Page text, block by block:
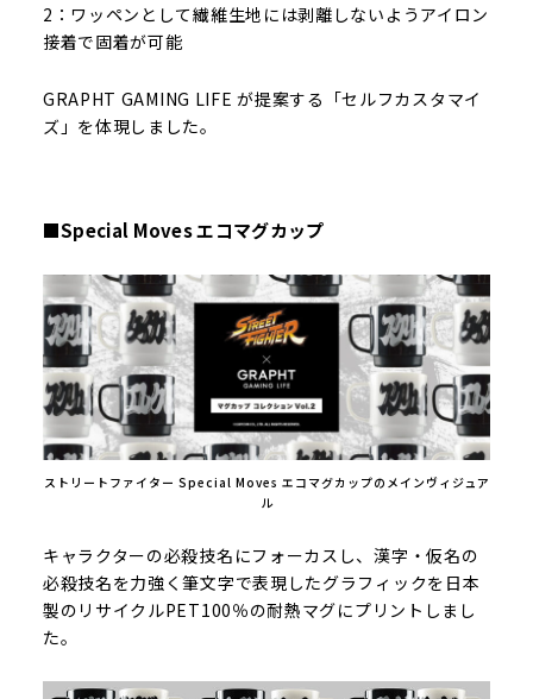
2：ワッペンとして繊維生地には剥離しないようアイロン
接着で固着が可能
GRAPHT GAMING LIFE が提案する「セルフカスタマイ
ズ」を体現しました。
■Special Moves エコマグカップ
ストリートファイター Special Moves エコマグカップのメインヴィジュア
ル
キャラクターの必殺技名にフォーカスし、漢字・仮名の
必殺技名を力強く筆文字で表現したグラフィックを日本
製のリサイクルPET100％の耐熱マグにプリントしまし
た。